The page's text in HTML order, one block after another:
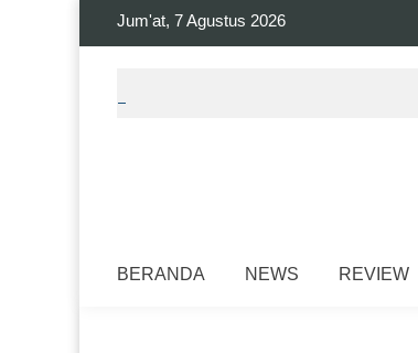
Jum'at, 7 Agustus 2026
BERANDA NEWS REVIEW